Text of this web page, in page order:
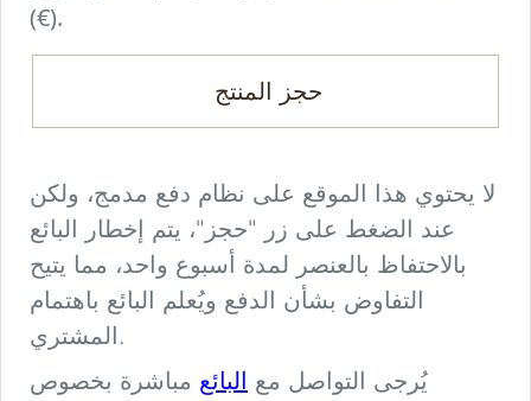
(€).
حجز المنتج
لا يحتوي هذا الموقع على نظام دفع مدمج، ولكن
عند الضغط على زر "حجز"، يتم إخطار البائع
بالاحتفاظ بالعنصر لمدة أسبوع واحد، مما يتيح
التفاوض بشأن الدفع ويُعلم البائع باهتمام
المشتري.
يُرجى التواصل مع البائع مباشرة بخصوص